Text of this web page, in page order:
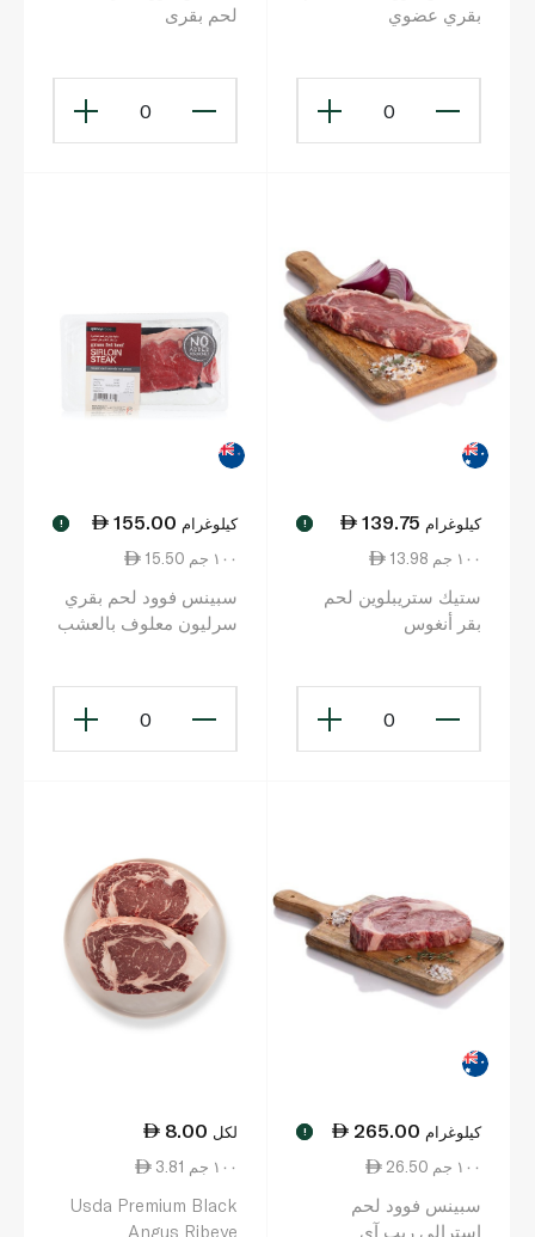
بقري عضوي
0
لحم بقرى
0
139.75 كيلوغرام !
13.98 ١٠٠ جم
ستيك ستريبلوين لحم
بقر أنغوس
0
155.00 كيلوغرام !
15.50 ١٠٠ جم
سبينس فوود لحم بقري
سرليون معلوف بالعشب
0
265.00 كيلوغرام !
26.50 ١٠٠ جم
سبينس فوود لحم
استرالى ريب آي
8.00 لكل
3.81 ١٠٠ جم
Usda Premium Black
Angus Ribeye